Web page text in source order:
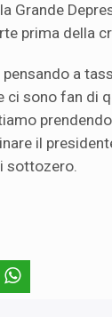
Grande
prima della
pensando a
ci sono fan di
il
sottozero.